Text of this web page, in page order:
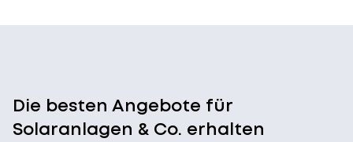
Die besten Angebote für
Solaranlagen & Co. erhalten